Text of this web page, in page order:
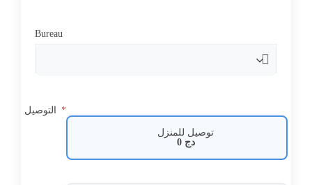
Bureau
*
توصيل للمنزل
0 دج